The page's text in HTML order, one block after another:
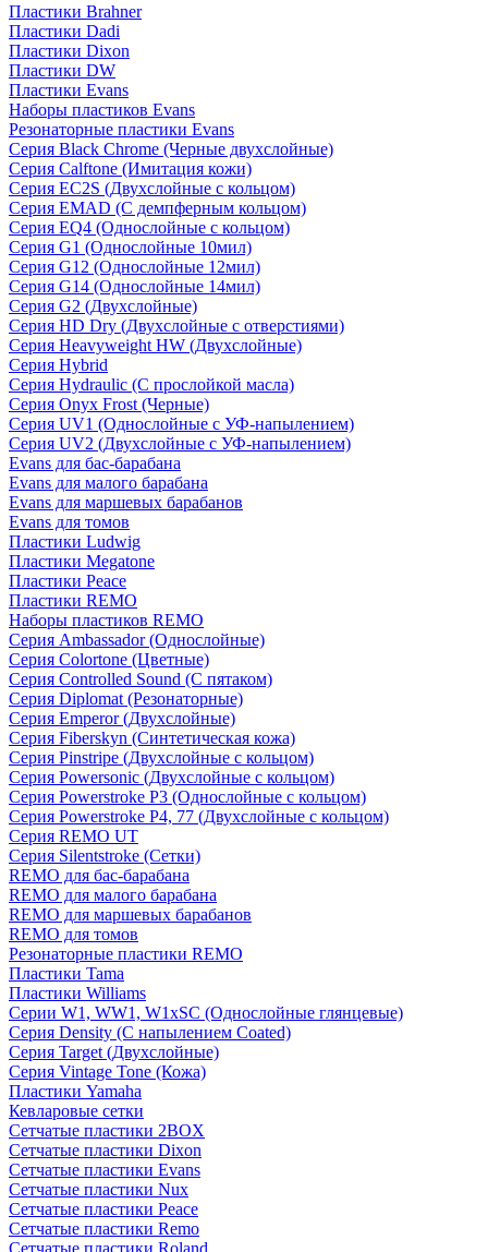
Пластики Brahner
Пластики Dadi
Пластики Dixon
Пластики DW
Пластики Evans
Наборы пластиков Evans
Резонаторные пластики Evans
Серия Black Chrome (Черные двухслойные)
Серия Calftone (Имитация кожи)
Серия EC2S (Двухслойные с кольцом)
Серия EMAD (С демпферным кольцом)
Серия EQ4 (Однослойные с кольцом)
Серия G1 (Однослойные 10мил)
Серия G12 (Однослойные 12мил)
Серия G14 (Однослойные 14мил)
Серия G2 (Двухслойные)
Серия HD Dry (Двухслойные с отверстиями)
Серия Heavyweight HW (Двухслойные)
Серия Hybrid
Серия Hydraulic (С прослойкой масла)
Серия Onyx Frost (Черные)
Серия UV1 (Однослойные с УФ-напылением)
Серия UV2 (Двухслойные с УФ-напылением)
Evans для бас-барабана
Evans для малого барабана
Evans для маршевых барабанов
Evans для томов
Пластики Ludwig
Пластики Megatone
Пластики Peace
Пластики REMO
Наборы пластиков REMO
Серия Ambassador (Однослойные)
Серия Colortone (Цветные)
Серия Controlled Sound (С пятаком)
Серия Diplomat (Резонаторные)
Серия Emperor (Двухслойные)
Серия Fiberskyn (Синтетическая кожа)
Серия Pinstripe (Двухслойные с кольцом)
Серия Powersonic (Двухслойные с кольцом)
Серия Powerstroke P3 (Однослойные с кольцом)
Серия Powerstroke P4, 77 (Двухслойные с кольцом)
Серия REMO UT
Серия Silentstroke (Сетки)
REMO для бас-барабана
REMO для малого барабана
REMO для маршевых барабанов
REMO для томов
Резонаторные пластики REMO
Пластики Tama
Пластики Williams
Серии W1, WW1, W1xSC (Однослойные глянцевые)
Серия Density (C напылением Coated)
Серия Target (Двухслойные)
Серия Vintage Tone (Кожа)
Пластики Yamaha
Кевларовые сетки
Сетчатые пластики 2BOX
Сетчатые пластики Dixon
Сетчатые пластики Evans
Сетчатые пластики Nux
Сетчатые пластики Peace
Сетчатые пластики Remo
Сетчатые пластики Roland